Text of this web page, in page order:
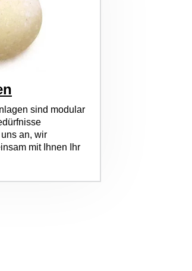
sind modular
an, wir
mit Ihnen Ihr